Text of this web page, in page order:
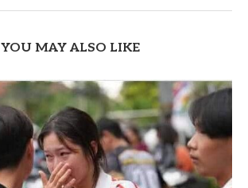
YOU MAY ALSO LIKE